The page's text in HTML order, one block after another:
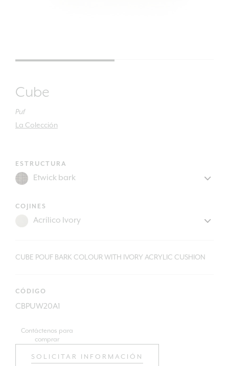
Cube
Puf
La Colección
ESTRUCTURA
COJINES
CUBE POUF BARK COLOUR WITH IVORY ACRYLIC CUSHION
CÓDIGO
CBPUW20A1
Contáctenos para
comprar
SOLICITAR INFORMACIÓN